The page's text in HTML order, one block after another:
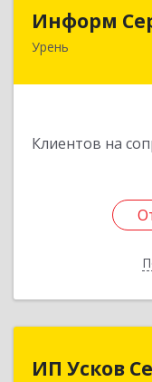
Информ
Урень
Клиентов на
ИП Усков
ИП